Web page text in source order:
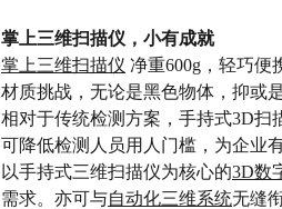
掌上三维扫描仪，小有成就
掌上三维扫描仪 净重600g，轻巧便
材质挑战，无论是黑色物体，抑或
相对于传统检测方案，手持式3D扫
可降低检测人员用人门槛，为企业
以手持式三维扫描仪为核心的3D数
需求。亦可与自动化三维系统无缝